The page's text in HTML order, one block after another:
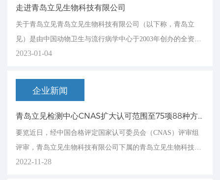
走进青岛立见生物科技有限公司
关于青岛立见青岛立见生物科技有限公司（以下称，青岛立
见）是由中国动物卫生与流行病学中心于2003年创办的全资国
有企业，在国家动物疫病诊断液制备中心的基础上组建而成。
2023-01-04
企业新闻
要览近日，经中国合格评定国家认可委员会（CNAS）评审组
评审，青岛立见生物科技有限公司下属的青岛立见生物科技有
限公司检测中心（下称立见检测中心）顺利通过了2022年度定
2022-11-28